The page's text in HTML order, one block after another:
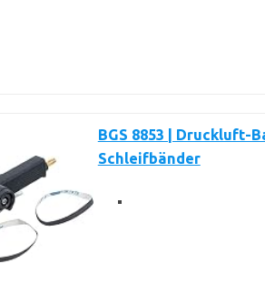
BGS 8853 | Druckluft-
Schleifbänder